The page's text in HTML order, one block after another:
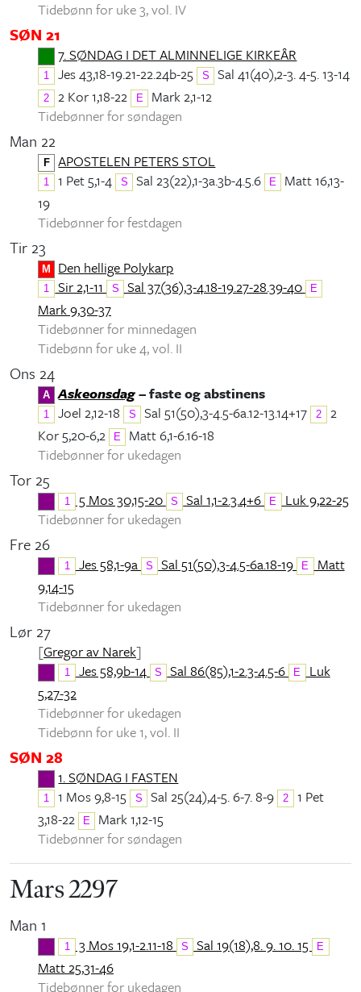
Tidebønn for uke 3, vol. IV
SØN 21
7. SØNDAG I DET ALMINNELIGE KIRKEÅR
1 Jes 43,18-19.21-22.24b-25 S Sal 41(40),2-3. 4-5. 13-14
2 2 Kor 1,18-22 E Mark 2,1-12
Tidebønner for søndagen
Man 22
F APOSTELEN PETERS STOL
1 1 Pet 5,1-4 S Sal 23(22),1-3a.3b-4.5.6 E
Matt 16,13-
19
Tidebønner for festdagen
Tir 23
M Den hellige Polykarp
1 Sir 2,1-11 S Sal 37(36),3-4.18-19.27-28.39-40 E
Mark 9,30-37
Tidebønner for minnedagen
Tidebønn for uke 4, vol. II
Ons 24
A Askeonsdag– faste og abstinens
1 Joel 2,12-18 S Sal 51(50),3-4.5-6a.12-13.14+17 2
2
Kor 5,20-6,2
E
Matt 6,1-6.16-18
Tidebønner for ukedagen
Tor 25
1 5 Mos 30,15-20 S Sal 1,1-2.3.4+6 E Luk 9,22-25
Tidebønner for ukedagen
Fre 26
1 Jes 58,1-9a S Sal 51(50),3-4.5-6a.18-19 E Matt
9,14-15
Tidebønner for ukedagen
Lør 27
[Gregor av Narek]
1 Jes 58,9b-14 S Sal 86(85),1-2.3-4.5-6 E Luk
5,27-32
Tidebønner for ukedagen
Tidebønn for uke 1, vol. II
SØN 28
1. SØNDAG I FASTEN
1 1 Mos 9,8-15 S Sal 25(24),4-5. 6-7. 8-9 2
1 Pet
3,18-22
E
Mark 1,12-15
Tidebønner for søndagen
Mars 2297
Man 1
1 3 Mos 19,1-2.11-18 S Sal 19(18),8. 9. 10. 15 E
Matt 25,31-46
Tidebønner for ukedagen